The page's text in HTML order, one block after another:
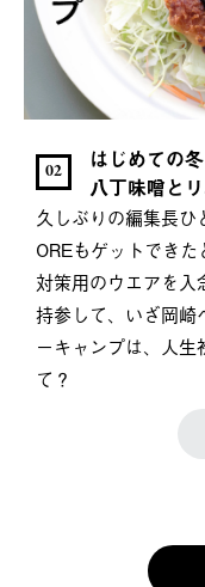
02
はじめての
八丁味噌と
久しぶりの編集長
OREもゲットでき
対策用のウエアを入
持参して、いざ岡
ーキャンプは、人生
て？